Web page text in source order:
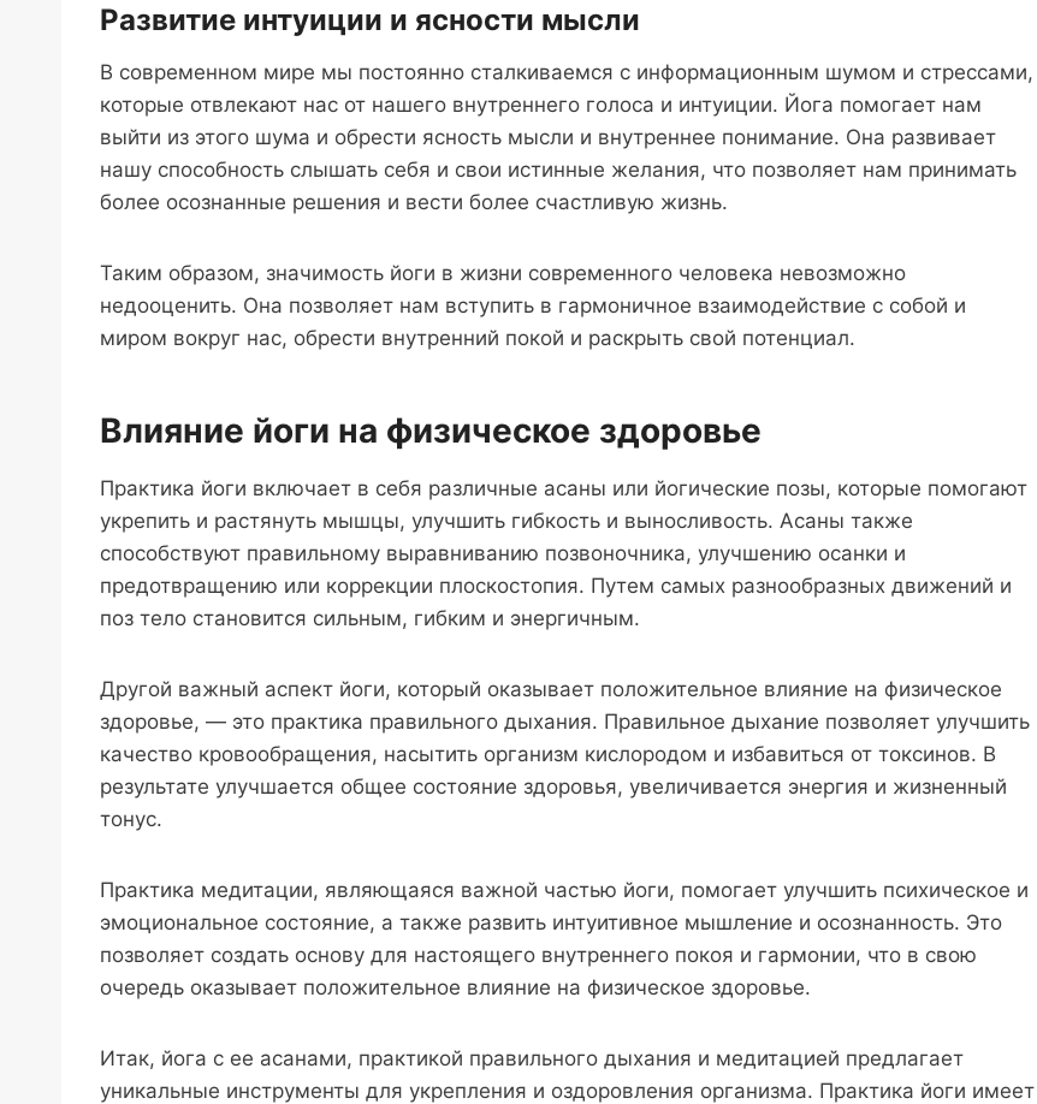
Развитие интуиции и ясности мысли
В современном мире мы постоянно сталкиваемся с информационным шумом и стрессами,
которые отвлекают нас от нашего внутреннего голоса и интуиции. Йога помогает нам
выйти из этого шума и обрести ясность мысли и внутреннее понимание. Она развивает
нашу способность слышать себя и свои истинные желания, что позволяет нам принимать
более осознанные решения и вести более счастливую жизнь.
Таким образом, значимость йоги в жизни современного человека невозможно
недооценить. Она позволяет нам вступить в гармоничное взаимодействие с собой и
миром вокруг нас, обрести внутренний покой и раскрыть свой потенциал.
Влияние йоги на физическое здоровье
Практика йоги включает в себя различные асаны или йогические позы, которые помогают
укрепить и растянуть мышцы, улучшить гибкость и выносливость. Асаны также
способствуют правильному выравниванию позвоночника, улучшению осанки и
предотвращению или коррекции плоскостопия. Путем самых разнообразных движений и
поз тело становится сильным, гибким и энергичным.
Другой важный аспект йоги, который оказывает положительное влияние на физическое
здоровье, — это практика правильного дыхания. Правильное дыхание позволяет улучшить
качество кровообращения, насытить организм кислородом и избавиться от токсинов. В
результате улучшается общее состояние здоровья, увеличивается энергия и жизненный
тонус.
Практика медитации, являющаяся важной частью йоги, помогает улучшить психическое и
эмоциональное состояние, а также развить интуитивное мышление и осознанность. Это
позволяет создать основу для настоящего внутреннего покоя и гармонии, что в свою
очередь оказывает положительное влияние на физическое здоровье.
Итак, йога с ее асанами, практикой правильного дыхания и медитацией предлагает
уникальные инструменты для укрепления и оздоровления организма. Практика йоги имеет